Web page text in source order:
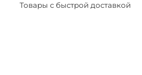
Товары с быстрой доставкой